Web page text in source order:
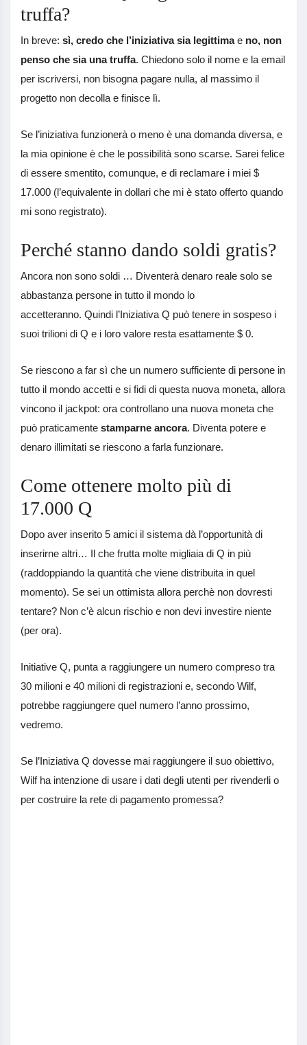
truffa?
In breve: sì, credo che l’iniziativa sia legittimae no, non
penso che sia una truffa. Chiedono solo il nome e la email
per iscriversi, non bisogna pagare nulla, al massimo il
progetto non decolla e finisce lì.
Se l’iniziativa funzionerà o meno è una domanda diversa, e
la mia opinione è che le possibilità sono scarse. Sarei felice
di essere smentito, comunque, e di reclamare i miei $
17.000 (l’equivalente in dollari che mi è stato offerto quando
mi sono registrato).
Perché stanno dando soldi gratis?
Ancora non sono soldi … Diventerà denaro reale solo se
abbastanza persone in tutto il mondo lo
accetteranno. Quindi l’Iniziativa Q può tenere in sospeso i
suoi trilioni di Q e i loro valore resta esattamente $ 0.
Se riescono a far sì che un numero sufficiente di persone in
tutto il mondo accetti e si fidi di questa nuova moneta, allora
vincono il jackpot: ora controllano una nuova moneta che
può praticamente stamparne ancora. Diventa potere e
denaro illimitati se riescono a farla funzionare.
Come ottenere molto più di
17.000 Q
Dopo aver inserito 5 amici il sistema dà l’opportunità di
inserirne altri… Il che frutta molte migliaia di Q in più
(raddoppiando la quantità che viene distribuita in quel
momento). Se sei un ottimista allora perchè non dovresti
tentare? Non c’è alcun rischio e non devi investire niente
(per ora).
Initiative Q, punta a raggiungere un numero compreso tra
30 milioni e 40 milioni di registrazioni e, secondo Wilf,
potrebbe raggiungere quel numero l’anno prossimo,
vedremo.
Se l’Iniziativa Q dovesse mai raggiungere il suo obiettivo,
Wilf ha intenzione di usare i dati degli utenti per rivenderli o
per costruire la rete di pagamento promessa?